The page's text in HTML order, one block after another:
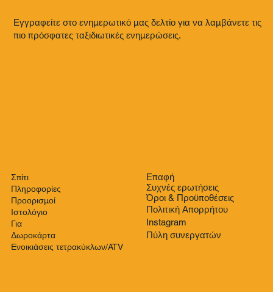
Εγγραφείτε στο ενημερωτικό μας δελτίο για να λαμβάνετε τις
πιο πρόσφατες ταξιδιωτικές ενημερώσεις.
Σπίτι
Πληροφορίες
Προορισμοί
Ιστολόγιο
Για
Δωροκάρτα
Ενοικιάσεις τετρακύκλων/ATV
Instagram
Συχνές ερωτήσεις
Επαφή
Πολιτική Απορρήτου
Όροι & Προϋποθέσεις
Πύλη συνεργατών